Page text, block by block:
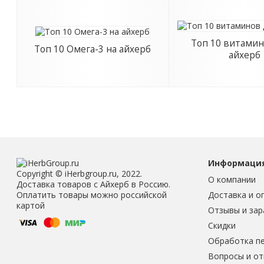
Топ 10 Омега-3 на айхерб
Топ 10
айхерб
Copyright © iHerbgroup.ru, 2022.
Доставка товаров с Айхерб в Россию.
Оплатить товары можно российской
картой
О компании
Доставка и
Отзывы и
Скидки
Обработка
Вопросы и